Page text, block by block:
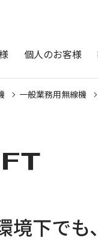
個人のお客様
一般業務用無線機
境下でも